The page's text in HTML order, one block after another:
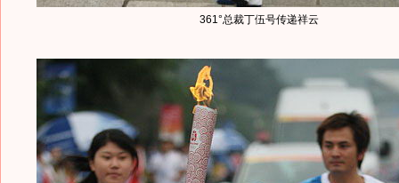
361°总裁丁伍号传递祥云